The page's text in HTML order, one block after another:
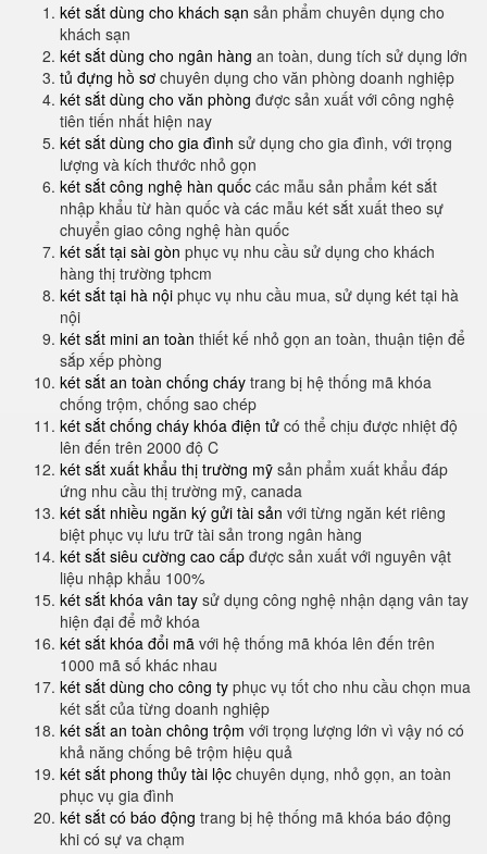
két sắt dùng cho khách sạn sản phẩm chuyên dụng cho
khách sạn
két sắt dùng cho ngân hàng an toàn, dung tích sử dụng lớn
tủ đựng hồ sơ chuyên dụng cho văn phòng doanh nghiệp
két sắt dùng cho văn phòng được sản xuất với công nghệ
tiên tiến nhất hiện nay
két sắt dùng cho gia đình sử dụng cho gia đình, với trọng
lượng và kích thước nhỏ gọn
két sắt công nghệ hàn quốc các mẫu sản phẩm két sắt
nhập khẩu từ hàn quốc và các mẫu két sắt xuất theo sự
chuyển giao công nghệ hàn quốc
két sắt tại sài gòn phục vụ nhu cầu sử dụng cho khách
hàng thị trường tphcm
két sắt tại hà nội phục vụ nhu cầu mua, sử dụng két tại hà
nội
két sắt mini an toàn thiết kế nhỏ gọn an toàn, thuận tiện để
sắp xếp phòng
két sắt an toàn chống cháy trang bị hệ thống mã khóa
chống trộm, chống sao chép
két sắt chống cháy khóa điện tử có thể chịu được nhiệt độ
lên đến trên 2000 độ C
két sắt xuất khẩu thị trường mỹ sản phẩm xuất khẩu đáp
ứng nhu cầu thị trường mỹ, canada
két sắt nhiều ngăn ký gửi tài sản với từng ngăn két riêng
biệt phục vụ lưu trữ tài sản trong ngân hàng
két sắt siêu cường cao cấp được sản xuất với nguyên vật
liệu nhập khẩu 100%
két sắt khóa vân tay sử dụng công nghệ nhận dạng vân tay
hiện đại để mở khóa
két sắt khóa đổi mã với hệ thống mã khóa lên đến trên
1000 mã số khác nhau
két sắt dùng cho công ty phục vụ tốt cho nhu cầu chọn mua
két sắt của từng doanh nghiệp
két sắt an toàn chông trộm với trọng lượng lớn vì vậy nó có
khả năng chống bê trộm hiệu quả
két sắt phong thủy tài lộc chuyên dụng, nhỏ gọn, an toàn
phục vụ gia đình
két sắt có báo động trang bị hệ thống mã khóa báo động
khi có sự va chạm